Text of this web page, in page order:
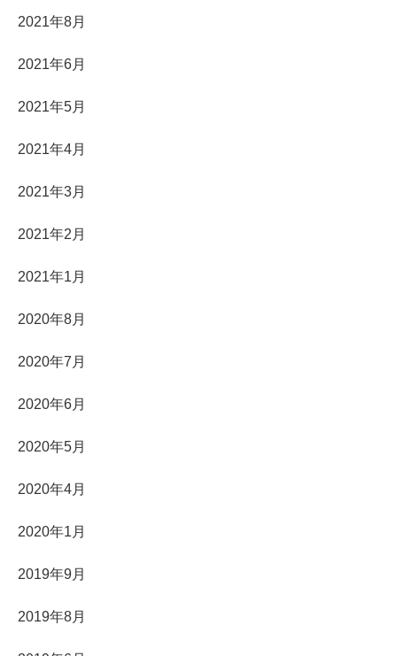
2021年8月
2021年6月
2021年5月
2021年4月
2021年3月
2021年2月
2021年1月
2020年8月
2020年7月
2020年6月
2020年5月
2020年4月
2020年1月
2019年9月
2019年8月